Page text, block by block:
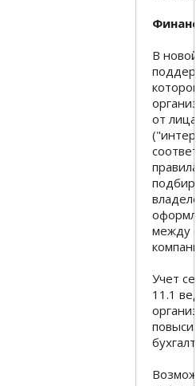
В
от
между
Учет
11.1